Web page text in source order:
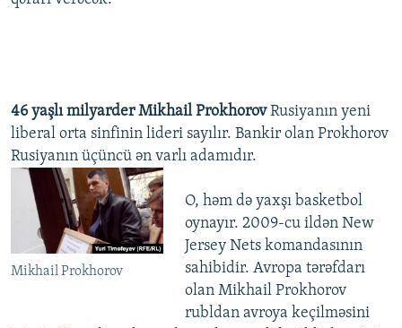
46 yaşlı milyarder Mikhail ProkhorovRusiyanın yeni
liberal orta sinfinin lideri sayılır. Bankir olan Prokhorov
Rusiyanın üçüncü ən varlı adamıdır.
Mikhail Prokhorov
O, həm də yaxşı basketbol
oynayır. 2009-cu ildən New
Jersey Nets komandasının
sahibidir. Avropa tərəfdarı
olan Mikhail Prokhorov
rubldan avroya keçilməsini